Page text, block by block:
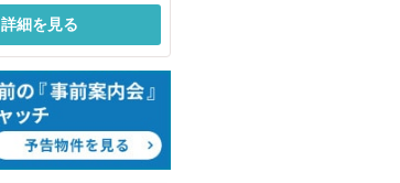
詳細を見る